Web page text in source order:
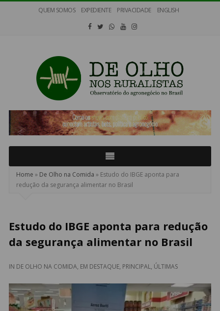
QUEM SOMOS EXPEDIENTE PRIVACIDADE ENGLISH
Olho
nos
Ruralistas
Home » De Olho na Comida » Estudo do IBGE aponta para
redução da segurança alimentar no Brasil
Estudo do IBGE aponta para redução
da segurança alimentar no Brasil
IN DE OLHO NA COMIDA, EM DESTAQUE, PRINCIPAL, ÚLTIMAS